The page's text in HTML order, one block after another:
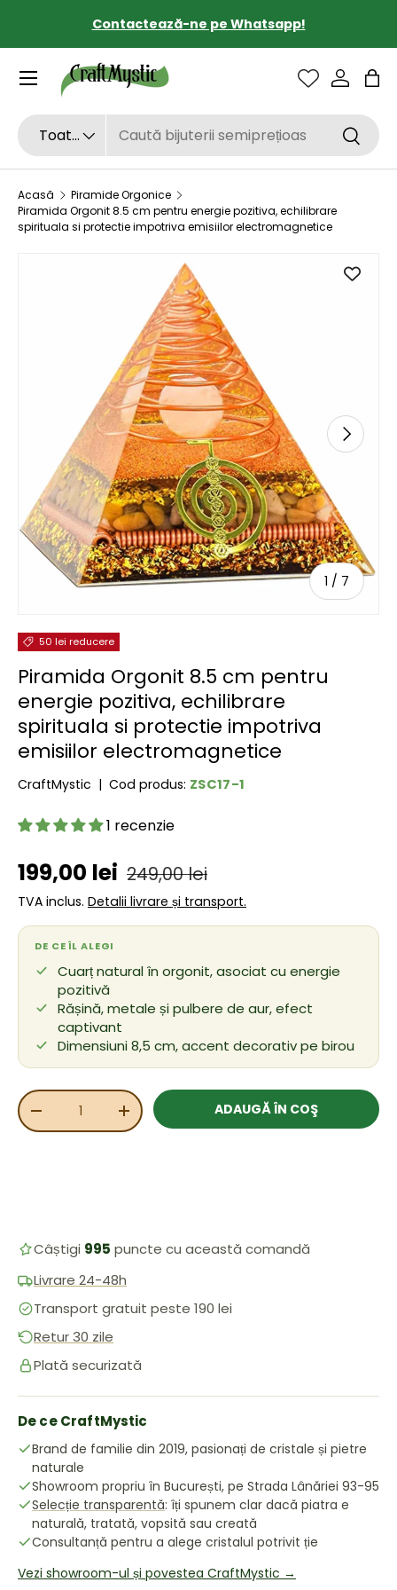
SARI LA CONȚINUT
Contactează-ne pe Whatsapp!
Căutare
Tipul de produs
Toate
Sac
Acasă
Piramide Orgonice
Piramida Orgonit 8.5 cm pentru energie pozitiva, echilibrare
spirituala si protectie impotriva emisiilor electromagnetice
SARI LA INFORMAȚIILE DESPRE PRODUS
1 / de
7
50 lei reducere
Piramida Orgonit 8.5 cm pentru
energie pozitiva, echilibrare
spirituala si protectie impotriva
emisiilor electromagnetice
CraftMystic | Cod produs: ZSC17-1
1 recenzie
Preț de vânzare
199,00 lei Preț obișnuit
249,00 lei
TVA inclus. Detalii livrare și transport.
DE CE ÎL ALEGI
Cuarț natural în orgonit, asociat cu energie
pozitivă
Rășină, metale și pulbere de aur, efect
captivant
Dimensiuni 8,5 cm, accent decorativ pe birou
Cant.
REDUCEȚI CANTITATEAMĂRIȚI CANTITATEAADAUGĂ ÎN COŞ
Câștigi 995 puncte cu această comandă
Livrare 24-48h
Transport gratuit peste 190 lei
Retur 30 zile
Plată securizată
De ce CraftMystic
Brand de familie din 2019, pasionați de cristale și pietre
naturale
Showroom propriu în București, pe Strada Lânăriei 93-95
Selecție transparentă: îți spunem clar dacă piatra e
naturală, tratată, vopsită sau creată
Consultanță pentru a alege cristalul potrivit ție
Vezi showroom-ul și povestea CraftMystic →